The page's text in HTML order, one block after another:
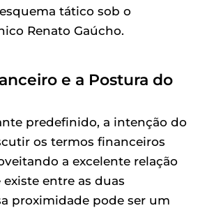
tático sob o
Renato Gaúcho.
e a Postura do
predefinido, a intenção do
os termos financeiros
a excelente relação
entre as duas
proximidade pode ser um